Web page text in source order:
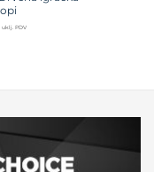
uklj. PDV